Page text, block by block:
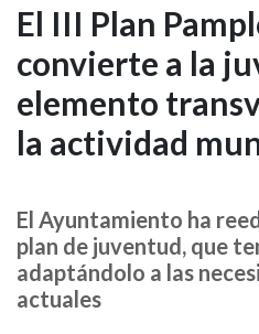
El
III
Plan
Pamplona
Joven
convierte
a
El III Plan
convierte a la
elemento
la actividad
El Ayuntamiento ha
plan de juventud, que
adaptándolo a las
actuales